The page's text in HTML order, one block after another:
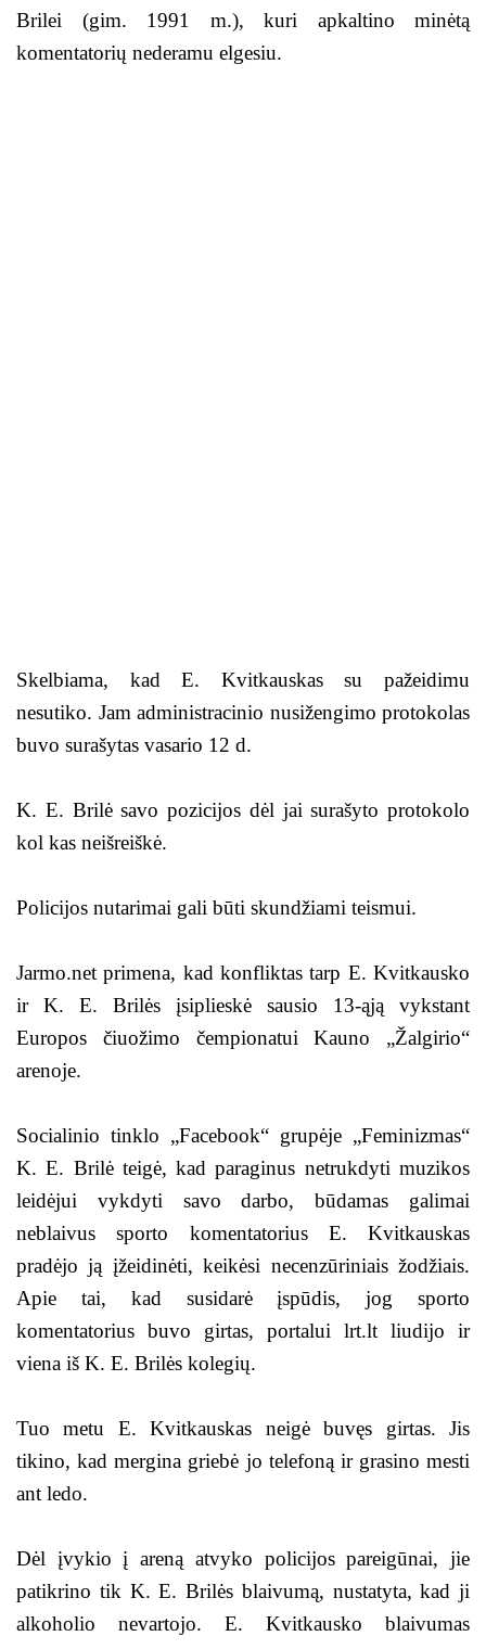
Brilei (gim. 1991 m.), kuri apkaltino minėtą
komentatorių nederamu elgesiu.
Skelbiama, kad E. Kvitkauskas su pažeidimu
nesutiko. Jam administracinio nusižengimo protokolas
buvo surašytas vasario 12 d.
K. E. Brilė savo pozicijos dėl jai surašyto protokolo
kol kas neišreiškė.
Policijos nutarimai gali būti skundžiami teismui.
Jarmo.net primena, kad konfliktas tarp E. Kvitkausko
ir K. E. Brilės įsiplieskė sausio 13-ąją vykstant
Europos čiuožimo čempionatui Kauno „Žalgirio“
arenoje.
Socialinio tinklo „Facebook“ grupėje „Feminizmas“
K. E. Brilė teigė, kad paraginus netrukdyti muzikos
leidėjui vykdyti savo darbo, būdamas galimai
neblaivus sporto komentatorius E. Kvitkauskas
pradėjo ją įžeidinėti, keikėsi necenzūriniais žodžiais.
Apie tai, kad susidarė įspūdis, jog sporto
komentatorius buvo girtas, portalui lrt.lt liudijo ir
viena iš K. E. Brilės kolegių.
Tuo metu E. Kvitkauskas neigė buvęs girtas. Jis
tikino, kad mergina griebė jo telefoną ir grasino mesti
ant ledo.
Dėl įvykio į areną atvyko policijos pareigūnai, jie
patikrino tik K. E. Brilės blaivumą, nustatyta, kad ji
alkoholio nevartojo. E. Kvitkausko blaivumas